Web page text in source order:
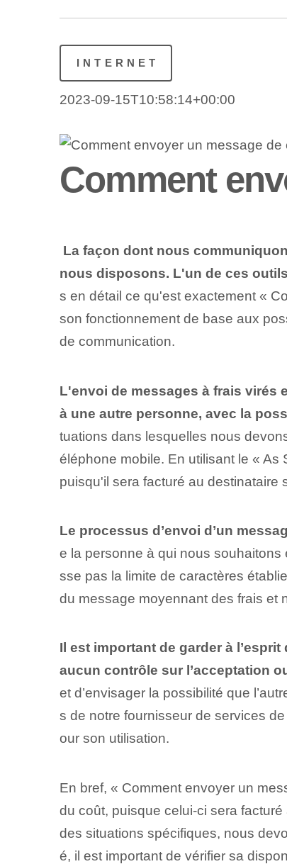
INTERNET
2023-09-15T10:58:14+00:00
Comment
La façon dont nous
nous disposons. L'un de ces
s en détail ce qu'est exactement «
son fonctionnement de base aux
de communication.
L'envoi de messages à frais virés
à une autre personne, avec la
tuations dans lesquelles nous
éléphone mobile.‌ En utilisant le⁤ «
puisqu'il sera facturé au destinataire
Le processus d’envoi d’un
e la personne à qui nous
sse pas la limite de caractères
du message moyennant des frais et
Il est important de garder à
aucun contrôle sur l’acceptation
et d’envisager la possibilité que
s de notre fournisseur de services
our son utilisation.
En bref, « Comment envoyer un
du coût, puisque celui-ci sera
des situations spécifiques, nous
é, il est important de vérifier sa